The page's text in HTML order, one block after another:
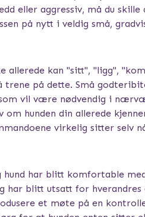
eller aggressiv, må du skille
på nytt i veldig små,
allerede kan "sitt", "ligg",
trene på dette. Små
vil være nødvendig i
om hunden din allerede
virkelig sitter selv
hund har blitt komfortable
har blitt utsatt for
et møte på en